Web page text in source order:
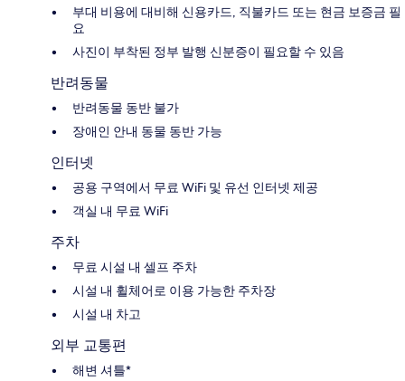
부대 비용에 대비해 신용카드, 직불카드 또는 현금 보증금 필
요
사진이 부착된 정부 발행 신분증이 필요할 수 있음
반려동물
반려동물 동반 불가
장애인 안내 동물 동반 가능
인터넷
공용 구역에서 무료 WiFi 및 유선 인터넷 제공
객실 내 무료 WiFi
주차
무료 시설 내 셀프 주차
시설 내 휠체어로 이용 가능한 주차장
시설 내 차고
외부 교통편
해변 셔틀*